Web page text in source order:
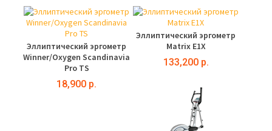
Эллиптический эргометр
Winner/Oxygen Scandinavia
Pro TS
18,900 р.
Эллиптический эргометр
Matrix E1X
133,200 р.